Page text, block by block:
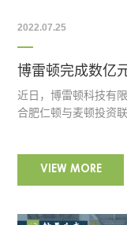
2022.07.25
博雷顿完成数亿
近日，博雷顿科技有
合肥仁顿与麦顿投资
VIEW MORE